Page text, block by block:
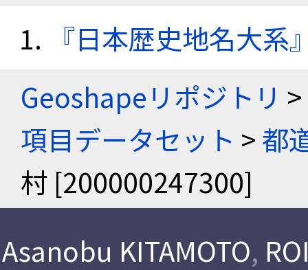
『日本歴史地名大
Geoshapeリポジトリ >
項目データセット >都
村 [200000247300]
Asanobu KITAMOTO,